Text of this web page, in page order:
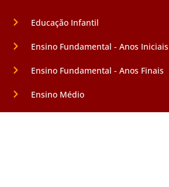
Educação Infantil
Ensino Fundamental - Anos Iniciais
Ensino Fundamental - Anos Finais
Ensino Médio